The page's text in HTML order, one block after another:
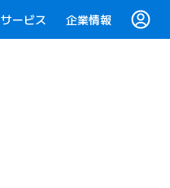
サービス 企業情報